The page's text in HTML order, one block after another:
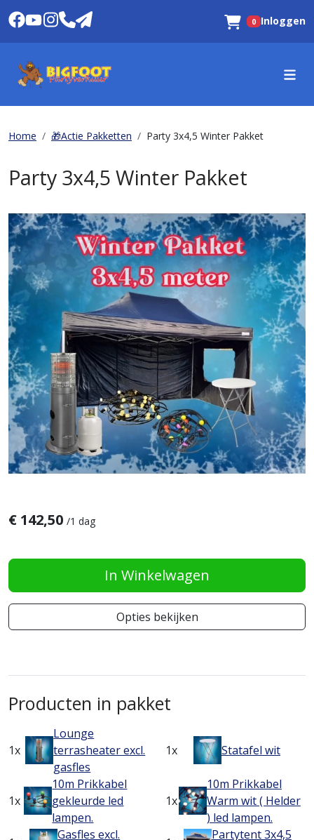
Winkelwagen
0 Inloggen
Home 🎁Actie Pakketten Party 3x4,5 Winter Pakket
Party 3x4,5 Winter Pakket
€ 142,50 /1 dag
In Winkelwagen
Opties bekijken
Producten in pakket
1x
Lounge
terrasheater excl.
gasfles
1x Statafel wit
1x
10m Prikkabel
gekleurde led
lampen.
1x
10m Prikkabel
Warm wit ( Helder
) led lampen.
Gasfles excl.
Partytent 3x4,5